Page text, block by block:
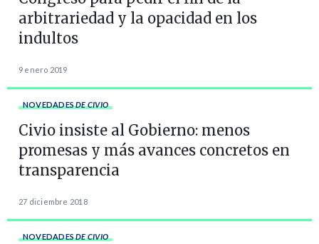
arbitrariedad y la opacidad en los
indultos
9 enero 2019
NOVEDADES DE CIVIO
Civio insiste al Gobierno: menos
promesas y más avances concretos en
transparencia
27 diciembre 2018
NOVEDADES DE CIVIO